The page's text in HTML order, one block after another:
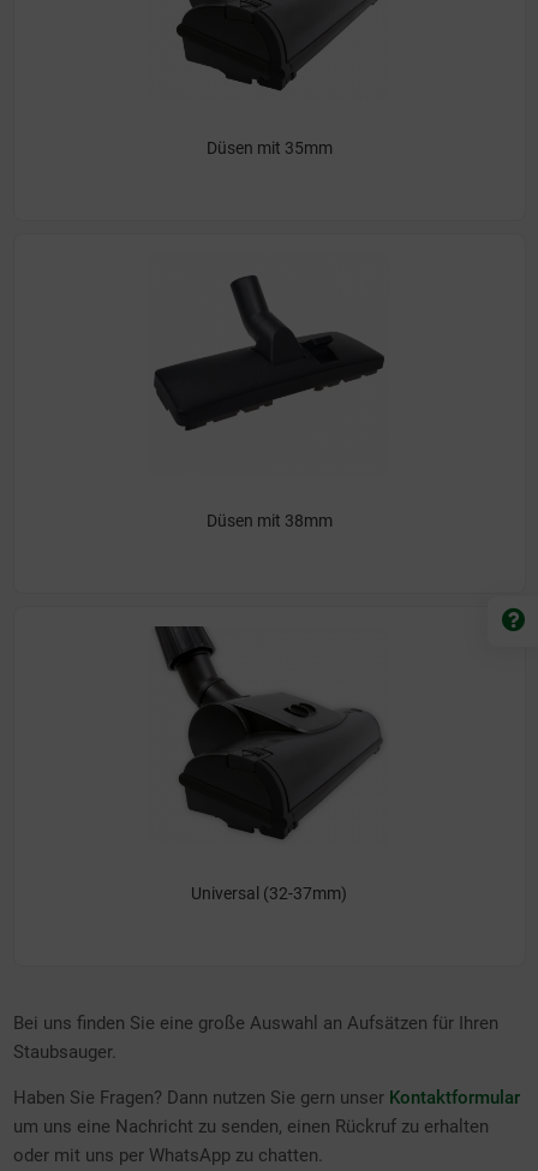
Düsen mit 35mm
Düsen mit 38mm
Universal (32-37mm)
Bei uns finden Sie eine große Auswahl an Aufsätzen für Ihren
Staubsauger.
Haben Sie Fragen? Dann nutzen Sie gern unser Kontaktformular
um uns eine Nachricht zu senden, einen Rückruf zu erhalten
oder mit uns per WhatsApp zu chatten.